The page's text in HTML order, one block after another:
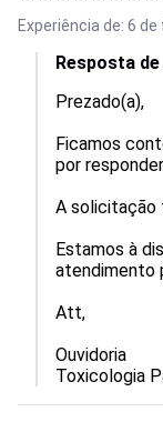
Experiência de: 6 de
Resposta de
Prezado(a),
Ficamos
por
A solicitação
Estamos à
atendimento
Att,
Ouvidoria
Toxicologia